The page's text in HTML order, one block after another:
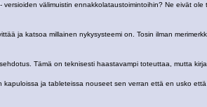
versioiden välimuistin ennakkolataustoimintoihin? Ne eivät
ja katsoa millainen nykysysteemi on. Tosin ilman
Tämä on teknisesti haastavampi toteuttaa, mutta
kapuloissa ja tableteissa nouseet sen verran että en usko että